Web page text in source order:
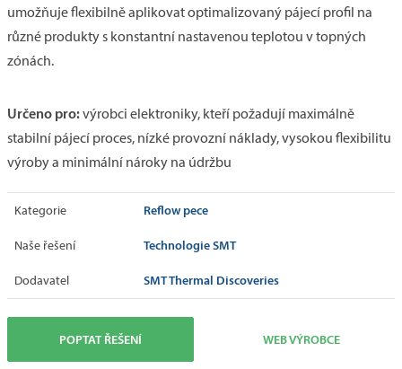
umožňuje flexibilně aplikovat optimalizovaný pájecí profil na
různé produkty s konstantní nastavenou teplotou v topných
zónách.
Určeno pro:výrobci elektroniky, kteří požadují maximálně
stabilní pájecí proces, nízké provozní náklady, vysokou flexibilitu
výroby a minimální nároky na údržbu
Kategorie Reflow pece
Naše řešení Technologie SMT
Dodavatel SMT Thermal Discoveries
POPTAT ŘEŠENÍ WEB VÝROBCE